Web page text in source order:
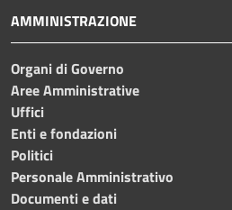
AMMINISTRAZIONE
Organi di Governo
Aree Amministrative
Uffici
Enti e fondazioni
Politici
Personale Amministrativo
Documenti e dati